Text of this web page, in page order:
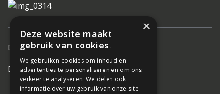
Door:Motorfreaks
Deel
×
Deze website maakt
gebruik van cookies.
We gebruiken cookies om inhoud en
advertenties te personaliseren en om ons
verkeer te analyseren. We delen ook
informatie over uw gebruik van onze site